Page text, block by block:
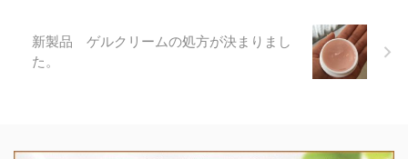
新製品 ゲルクリームの処方が決まりまし
た。